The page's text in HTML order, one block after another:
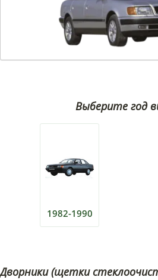
Выберите год
1982-1990
Дворники (щетки